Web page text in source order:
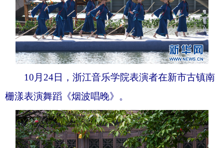
10月24日，浙江音乐学院表演者在新市古镇南
栅漾表演舞蹈《烟波唱晚》。